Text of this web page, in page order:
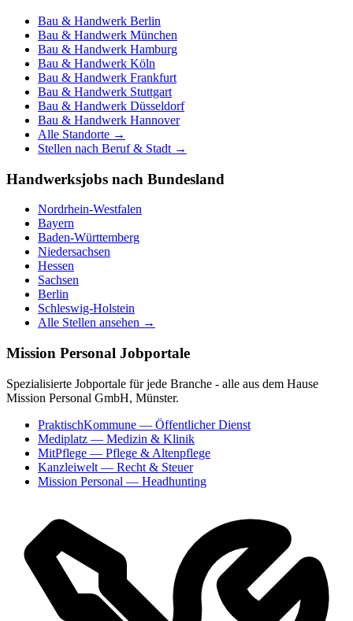
Bau & Handwerk Berlin
Bau & Handwerk München
Bau & Handwerk Hamburg
Bau & Handwerk Köln
Bau & Handwerk Frankfurt
Bau & Handwerk Stuttgart
Bau & Handwerk Düsseldorf
Bau & Handwerk Hannover
Alle Standorte →
Stellen nach Beruf & Stadt →
Handwerksjobs nach Bundesland
Nordrhein-Westfalen
Bayern
Baden-Württemberg
Niedersachsen
Hessen
Sachsen
Berlin
Schleswig-Holstein
Alle Stellen ansehen →
Mission Personal Jobportale
Spezialisierte Jobportale für jede Branche - alle aus dem Hause
Mission Personal GmbH, Münster.
PraktischKommune — Öffentlicher Dienst
Mediplatz — Medizin & Klinik
MitPflege — Pflege & Altenpflege
Kanzleiwelt — Recht & Steuer
Mission Personal — Headhunting